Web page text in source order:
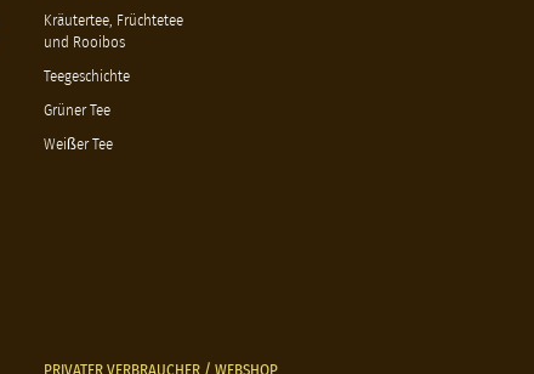
Kräutertee, Früchtetee
und Rooibos
Teegeschichte
Grüner Tee
Weißer Tee